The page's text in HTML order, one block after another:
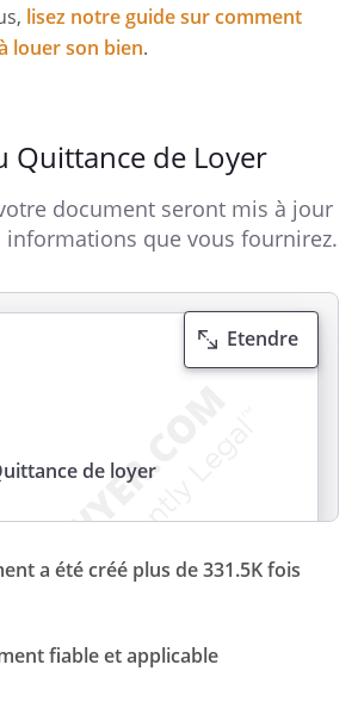
lisez notre guide sur comment
louer son bien.
Quittance de Loyer
document seront mis à jour
informations que vous fournirez.
a été créé plus de 331.5K fois
fiable et applicable
Etendre
de loyer